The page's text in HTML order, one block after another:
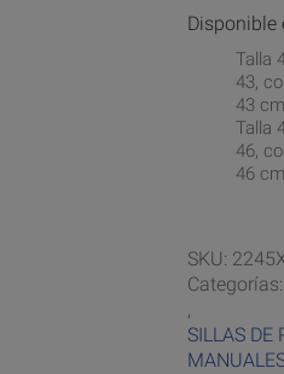
Disponible
Talla
43,
43
Talla
46,
46
SKU:
Categorías:
,
SILLAS DE